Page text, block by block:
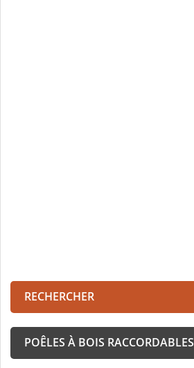
RECHERCHER
POÊLES À BOIS RACCORDABLES